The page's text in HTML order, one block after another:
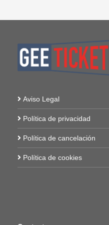
Aviso Legal
Política de privacidad
Política de cancelación
Política de cookies